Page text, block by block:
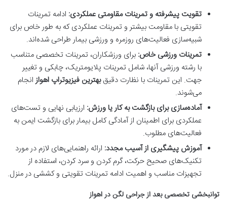
تقویت پیشرفته و تمرینات مقاومتی عملکردی: ادامه تمرینات
تقویتی با مقاومت بیشتر و تمرینات عملکردی که به طور خاص برای
شبیه‌سازی فعالیت‌های روزمره و ورزشی بیمار طراحی شده‌اند.
تمرینات ورزشی خاص: برای ورزشکاران، تمرینات تخصصی متناسب
با رشته ورزشی آنها، شامل تمرینات پلایومتریک، چابکی و تغییر
جهت. این تمرینات با نظارت دقیقبهترین فیزیوتراپ اهوازانجام
می‌شوند.
آماده‌سازی برای بازگشت به کار یا ورزش: ارزیابی نهایی و تست‌های
عملکردی برای اطمینان از آمادگی کامل بیمار برای بازگشت ایمن به
فعالیت‌های مطلوب.
آموزش پیشگیری از آسیب مجدد: ارائه راهنمایی‌های لازم در مورد
تکنیک‌های صحیح حرکت، گرم کردن و سرد کردن، استفاده از
تجهیزات مناسب و اهمیت ادامه تمرینات تقویتی و کششی در منزل.
توانبخشی تخصصی بعد از جراحی لگن در اهواز